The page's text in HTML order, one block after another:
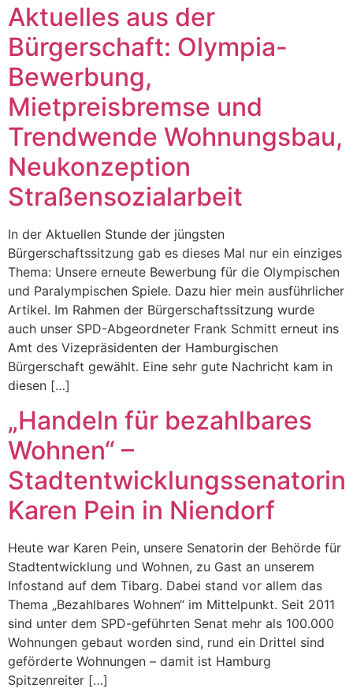
Aktuelles aus der
Bürgerschaft: Olympia-
Bewerbung,
Mietpreisbremse und
Trendwende Wohnungsbau,
Neukonzeption
Straßensozialarbeit
In der Aktuellen Stunde der jüngsten
Bürgerschaftssitzung gab es dieses Mal nur ein einziges
Thema: Unsere erneute Bewerbung für die Olympischen
und Paralympischen Spiele. Dazu hier mein ausführlicher
Artikel. Im Rahmen der Bürgerschaftssitzung wurde
auch unser SPD-Abgeordneter Frank Schmitt erneut ins
Amt des Vizepräsidenten der Hamburgischen
Bürgerschaft gewählt. Eine sehr gute Nachricht kam in
diesen […]
„Handeln für bezahlbares
Wohnen“ –
Stadtentwicklungssenatorin
Karen Pein in Niendorf
Heute war Karen Pein, unsere Senatorin der Behörde für
Stadtentwicklung und Wohnen, zu Gast an unserem
Infostand auf dem Tibarg. Dabei stand vor allem das
Thema „Bezahlbares Wohnen“ im Mittelpunkt. Seit 2011
sind unter dem SPD-geführten Senat mehr als 100.000
Wohnungen gebaut worden sind, rund ein Drittel sind
geförderte Wohnungen – damit ist Hamburg
Spitzenreiter […]